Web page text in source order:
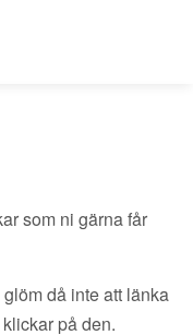
som ni gärna får
då inte att länka
på den.